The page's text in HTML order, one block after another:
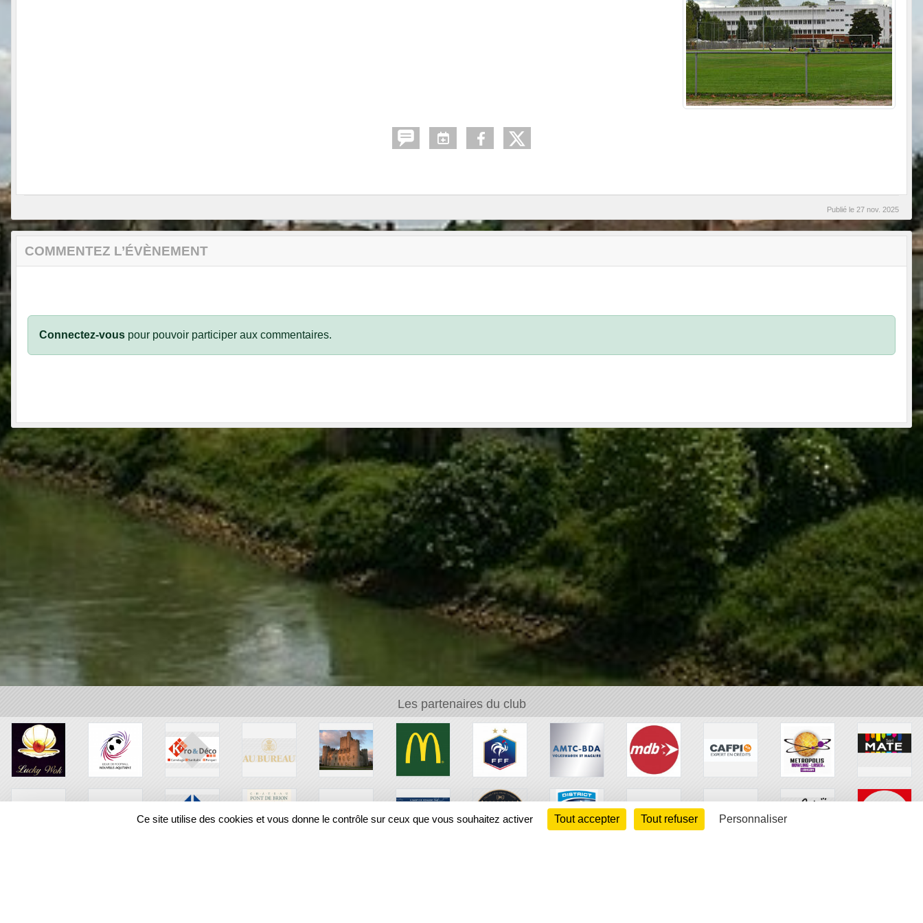
Publié le 27 nov. 2025
COMMENTEZ L’ÉVÈNEMENT
Connectez-vous pour pouvoir participer aux commentaires.
Les partenaires du club
Ce site utilise des cookies et vous donne le contrôle sur ceux que vous souhaitez activer Tout accepter Tout refuser Personnaliser